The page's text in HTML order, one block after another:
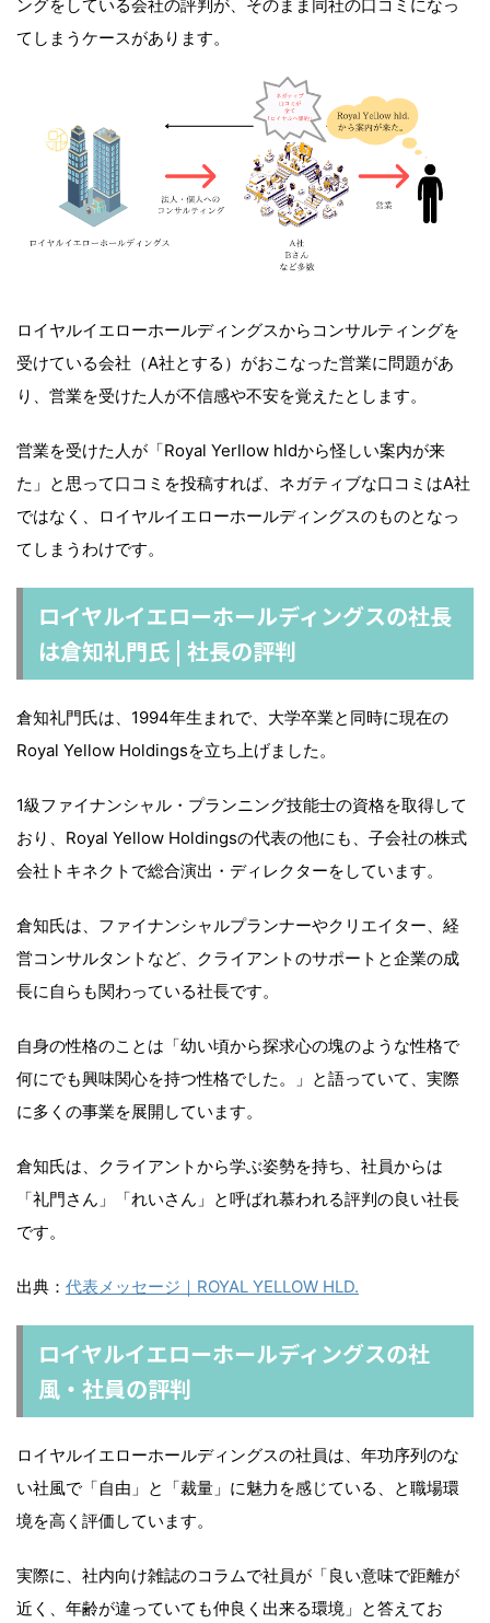
ングをしている会社の評判が、そのまま同社の口コミになっ
てしまうケースがあります。
ロイヤルイエローホールディングスからコンサルティングを
受けている会社（A社とする）がおこなった営業に問題があ
り、営業を受けた人が不信感や不安を覚えたとします。
営業を受けた人が「Royal Yerllow hldから怪しい案内が来
た」と思って口コミを投稿すれば、ネガティブな口コミはA社
ではなく、ロイヤルイエローホールディングスのものとなっ
てしまうわけです。
ロイヤルイエローホールディングスの社長
は倉知礼門氏 | 社長の評判
倉知礼門氏は、1994年生まれで、大学卒業と同時に現在の
Royal Yellow Holdingsを立ち上げました。
1級ファイナンシャル・プランニング技能士の資格を取得して
おり、Royal Yellow Holdingsの代表の他にも、子会社の株式
会社トキネクトで総合演出・ディレクターをしています。
倉知氏は、ファイナンシャルプランナーやクリエイター、経
営コンサルタントなど、クライアントのサポートと企業の成
長に自らも関わっている社長です。
自身の性格のことは「幼い頃から探求心の塊のような性格で
何にでも興味関心を持つ性格でした。」と語っていて、実際
に多くの事業を展開しています。
倉知氏は、クライアントから学ぶ姿勢を持ち、社員からは
「礼門さん」「れいさん」と呼ばれ慕われる評判の良い社長
です。
出典： 代表メッセージ｜ROYAL YELLOW HLD.
ロイヤルイエローホールディングスの社
風・社員の評判
ロイヤルイエローホールディングスの社員は、年功序列のな
い社風で「自由」と「裁量」に魅力を感じている、と職場環
境を高く評価しています。
実際に、社内向け雑誌のコラムで社員が「良い意味で距離が
近く、年齢が違っていても仲良く出来る環境」と答えてお